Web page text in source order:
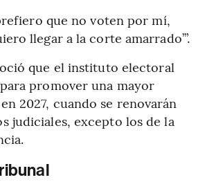
que no voten por mí,
llegar a la corte amarrado’”.
que el instituto electoral
promover una mayor
2027, cuando se renovarán
judiciales, excepto los de la